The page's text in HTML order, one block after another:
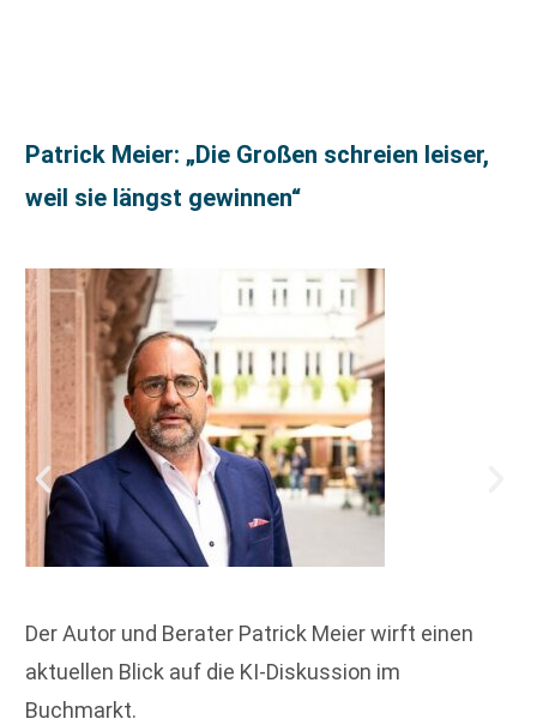
Patrick Meier: „Die Großen schreien leiser,
weil sie längst gewinnen“
Der Autor und Berater Patrick Meier wirft einen
aktuellen Blick auf die KI-Diskussion im
Buchmarkt.